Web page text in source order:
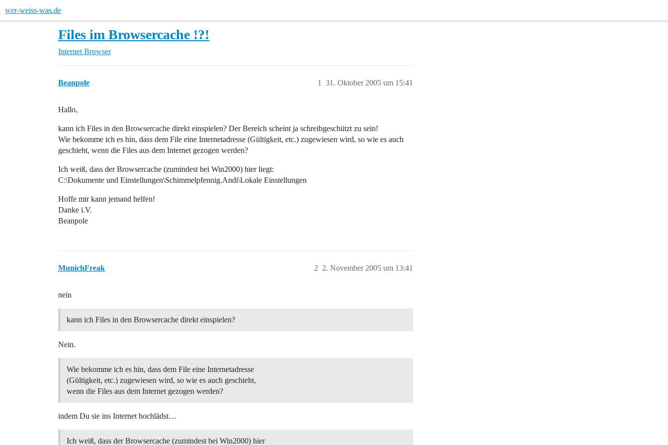
wer-weiss-was.de
Files im Browsercache !?!
Internet Browser
Beanpole 31. Oktober 2005 um 15:41
1
Hallo,
kann ich Files in den Browsercache direkt einspielen? Der Bereich scheint ja schreibgeschützt zu sein!
Wie bekomme ich es hin, dass dem File eine Internetadresse (Gültigkeit, etc.) zugewiesen wird, so wie es auch
geschieht, wenn die Files aus dem Internet gezogen werden?
Ich weiß, dass der Browsercache (zumindest bei Win2000) hier liegt:
C:\Dokumente und Einstellungen\Schimmelpfennig.Andi\Lokale Einstellungen
Hoffe mir kann jemand helfen!
Danke i.V.
Beanpole
MunichFreak 2. November 2005 um 13:41
2
nein
kann ich Files in den Browsercache direkt einspielen?
Nein.
Wie bekomme ich es hin, dass dem File eine Internetadresse
(Gültigkeit, etc.) zugewiesen wird, so wie es auch geschieht,
wenn die Files aus dem Internet gezogen werden?
indem Du sie ins Internet hochlädst…
Ich weiß, dass der Browsercache (zumindest bei Win2000) hier